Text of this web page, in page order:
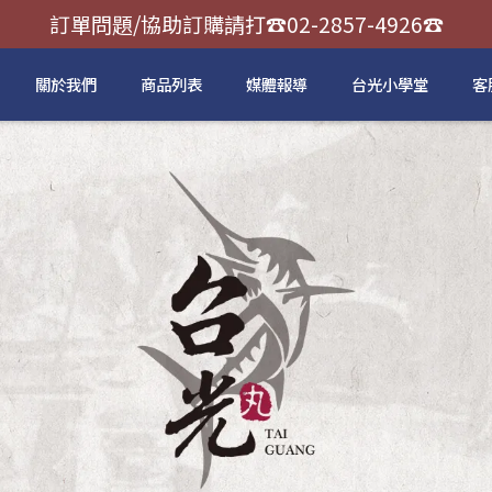
訂單問題/協助訂購請打☎️02-2857-4926☎️
關於我們 商品列表 媒體報導 台光小學堂 客